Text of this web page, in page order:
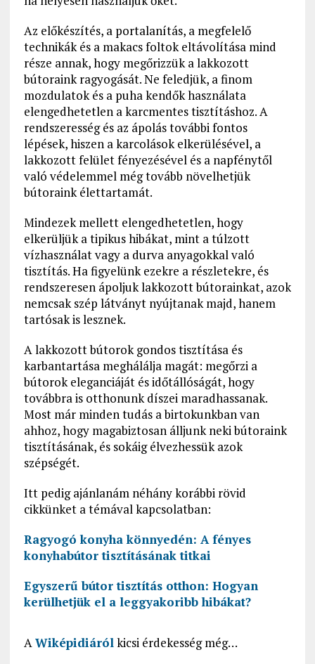
Az előkészítés, a portalanítás, a megfelelő
technikák és a makacs foltok eltávolítása mind
része annak, hogy megőrizzük a lakkozott
bútoraink ragyogását. Ne feledjük, a finom
mozdulatok és a puha kendők használata
elengedhetetlen a karcmentes tisztításhoz. A
rendszeresség és az ápolás további fontos
lépések, hiszen a karcolások elkerülésével, a
lakkozott felület fényezésével és a napfénytől
való védelemmel még tovább növelhetjük
bútoraink élettartamát.
Mindezek mellett elengedhetetlen, hogy
elkerüljük a tipikus hibákat, mint a túlzott
vízhasználat vagy a durva anyagokkal való
tisztítás. Ha figyelünk ezekre a részletekre, és
rendszeresen ápoljuk lakkozott bútorainkat, azok
nemcsak szép látványt nyújtanak majd, hanem
tartósak is lesznek.
A lakkozott bútorok gondos tisztítása és
karbantartása meghálálja magát: megőrzi a
bútorok eleganciáját és időtállóságát, hogy
továbbra is otthonunk díszei maradhassanak.
Most már minden tudás a birtokunkban van
ahhoz, hogy magabiztosan álljunk neki bútoraink
tisztításának, és sokáig élvezhessük azok
szépségét.
Itt pedig ajánlanám néhány korábbi rövid
cikkünket a témával kapcsolatban:
Ragyogó konyha könnyedén: A fényes
konyhabútor tisztításának titkai
Egyszerű bútor tisztítás otthon: Hogyan
kerülhetjük el a leggyakoribb hibákat?
AWiképidiárólkicsi érdekesség még…